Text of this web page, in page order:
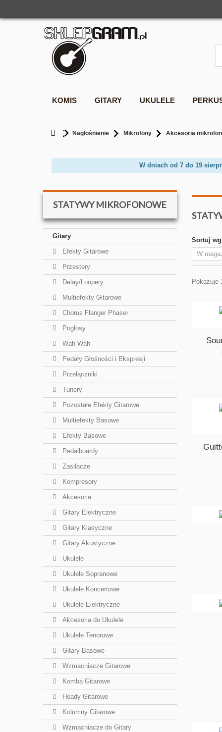
KOMIS GITARY UKULELE
Nagłośnienie Mikrofony Akcesoria
W dniach od 7 do 19
STATYWY MIKROFONOWE
Gitary
Efekty Gitarowe
Przestery
Delay/Loopery
Multiefekty Gitarowe
Chorus Flanger Phaser
Pogłosy
Wah Wah
Pedały Głośności i Ekspresji
Przełączniki
Tunery
Pozostałe Efekty Gitarowe
Multiefekty Basowe
Efekty Basowe
Pedalboardy
Zasilacze
Kompresory
Akcesoria
Gitary Elektryczne
Gitary Klasyczne
Gitary Akustyczne
Ukulele
Ukulele Sopranowe
Ukulele Koncertowe
Ukulele Elektryczne
Akcesoria do Ukulele
Ukulele Tenorowe
Gitary Basowe
Wzmacniacze Gitarowe
Komba Gitarowe
Heady Gitarowe
Kolumny Gitarowe
Wzmacniacze do Gitary
Sortuj wg
Pokazuje